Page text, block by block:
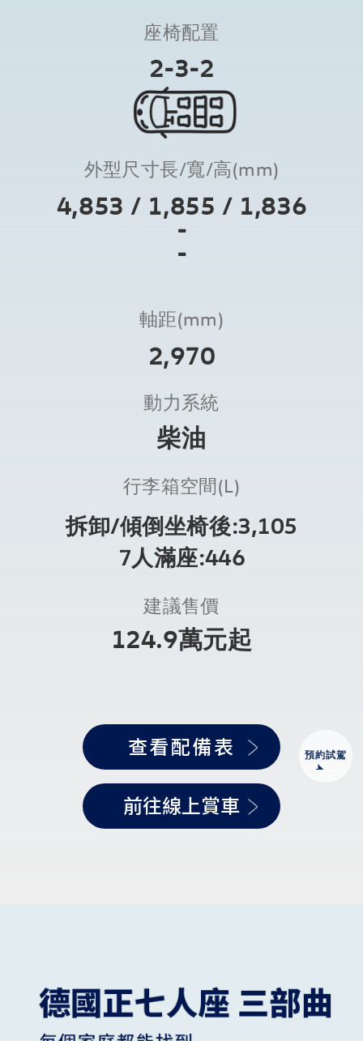
預約試駕
座椅配置
2-3-2
外型尺寸長/寬/高(mm)
4,853 / 1,855 / 1,836
-
-
軸距(mm)
2,970
動力系統
柴油
行李箱空間(L)
拆卸/傾倒坐椅後:3,105
7人滿座:446
建議售價
124.9萬元起
查看配備表
前往線上賞車